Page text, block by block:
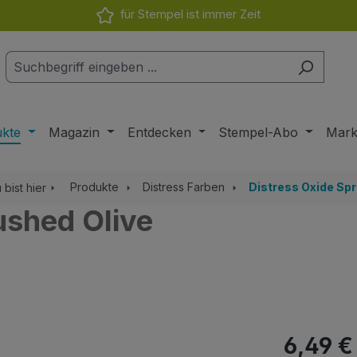
für Stempel ist immer Zeit
Magazin Entdecken Stempel-Abo
bist hier Produkte Distress Farben Distress Oxide
Olive
Regulärer
6,49 €